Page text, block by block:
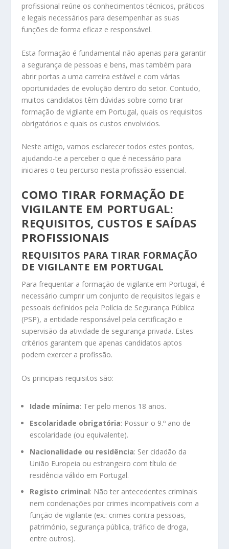
profissional reúne os conhecimentos técnicos, práticos
e legais necessários para desempenhar as suas
funções de forma eficaz e responsável.
Esta formação é fundamental não apenas para garantir
a segurança de pessoas e bens, mas também para
abrir portas a uma carreira estável e com várias
oportunidades de evolução dentro do setor. Contudo,
muitos candidatos têm dúvidas sobre como tirar
formação de vigilante em Portugal, quais os requisitos
obrigatórios e quais os custos envolvidos.
Neste artigo, vamos esclarecer todos estes pontos,
ajudando-te a perceber o que é necessário para
iniciares o teu percurso nesta profissão essencial.
COMO TIRAR FORMAÇÃO DE
VIGILANTE EM PORTUGAL:
REQUISITOS, CUSTOS E SAÍDAS
PROFISSIONAIS
REQUISITOS PARA TIRAR FORMAÇÃO
DE VIGILANTE EM PORTUGAL
Para frequentar a formação de vigilante em Portugal, é
necessário cumprir um conjunto de requisitos legais e
pessoais definidos pela Polícia de Segurança Pública
(PSP), a entidade responsável pela certificação e
supervisão da atividade de segurança privada. Estes
critérios garantem que apenas candidatos aptos
podem exercer a profissão.
Os principais requisitos são:
Idade mínima: Ter pelo menos 18 anos.
Escolaridade obrigatória: Possuir o 9.º ano de
escolaridade (ou equivalente).
Nacionalidade ou residência: Ser cidadão da
União Europeia ou estrangeiro com título de
residência válido em Portugal.
Registo criminal: Não ter antecedentes criminais
nem condenações por crimes incompatíveis com a
função de vigilante (ex.: crimes contra pessoas,
património, segurança pública, tráfico de droga,
entre outros).